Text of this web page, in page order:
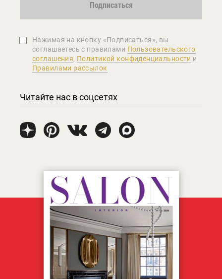
Подписаться
Нажимая на кнопку «Подписаться», вы
соглашаетеcь с правилами Пользовательского
соглашения, Политикой конфиденциальности и
Правилами рассылок
Читайте нас в соцсетях